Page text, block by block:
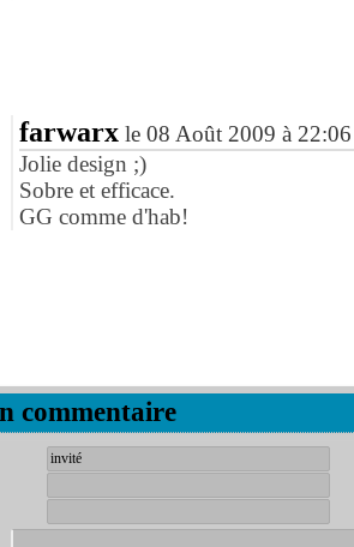
farwarxle 08 Août 2009 à 22:06
Jolie design ;)
Sobre et efficace.
GG comme d'hab!
commentaire